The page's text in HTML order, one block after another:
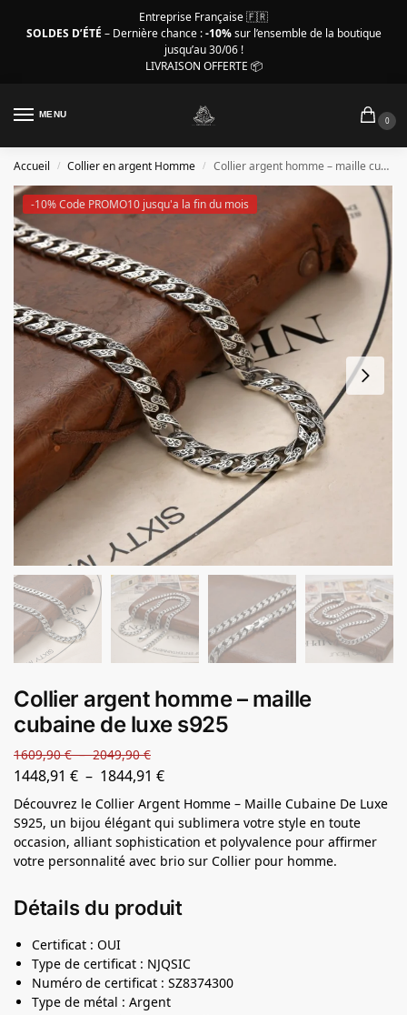
Entreprise Française 🇫🇷
SOLDES D’ÉTÉ – Dernière chance :-10%sur l’ensemble de la boutique
jusqu’au 30/06 !
LIVRAISON OFFERTE 📦
MENU
0
Accueil / Collier en argent Homme / Collier argent homme – maille cubaine de luxe s925
-10% Code PROMO10 jusqu'a la fin du mois
Collier argent homme – maille
cubaine de luxe s925
1609,90€ – 2049,90€
1448,91 € – 1844,91 €
Découvrez le Collier Argent Homme – Maille Cubaine De Luxe
S925, un bijou élégant qui sublimera votre style en toute
occasion, alliant sophistication et polyvalence pour affirmer
votre personnalité avec brio sur Collier pour homme.
Détails du produit
Certificat : OUI
Type de certificat : NJQSIC
Numéro de certificat : SZ8374300
Type de métal : Argent